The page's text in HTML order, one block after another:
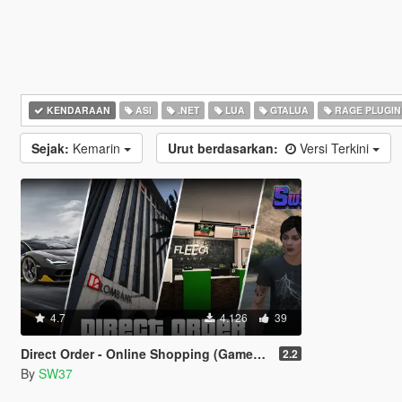
KENDARAAN ASI .NET LUA GTALUA RAGE
Sejak: Kemarin Urut berdasarkan: Versi Terkini
4.7 4.126 39
Direct Order - Online Shopping (Gameplay Overhaul) 2.2
By SW37